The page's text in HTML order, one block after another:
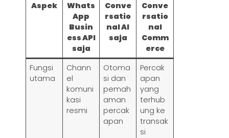
Aspek
Whats
App
Busin
ess API
saja
Conve
rsatio
nal AI
saja
Conve
rsatio
nal
Comm
erce
Fungsi
utama
Chann
el
komuni
kasi
resmi
Otoma
si dan
pemah
aman
percak
apan
Percak
apan
yang
terhub
ung ke
transak
si